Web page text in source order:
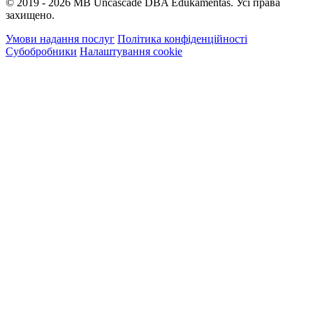
© 2019 - 2026 MB Uncascade DBA Edukamentas. Усі права
захищено.
Умови надання послуг Політика конфіденційності
Субобробники Налаштування cookie